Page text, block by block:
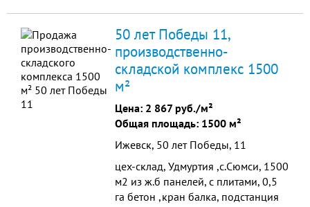
общественного транспорт
50 лет Победы 11,
производственно-
складской комплекс 1500
м²
Цена: 2 867 руб./м²
Общая площадь: 1500 м²
Ижевск, 50 лет Победы, 11
цех-склад, Удмуртия ,с.Сюмси, 1500
м2 из ж.б панелей, с плитами, 0,5
га бетон ,кран балка, подстанция